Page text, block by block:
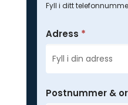
Fyll i ditt
Adress *
Postnummer &